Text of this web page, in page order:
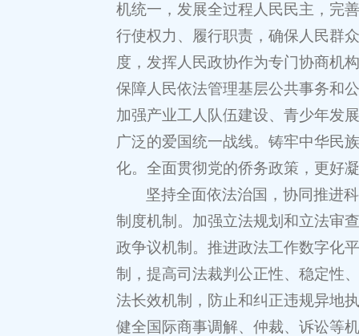
机统一，发展全过程人民民主，完
行使权力、履行职责，确保人民群
度，发挥人民政协作为专门协商机
保障人民依法管理基层公共事务和
加强产业工人队伍建设、青少年发
广泛的爱国统一战线。铸牢中华民
化。全面贯彻党的侨务政策，更好
坚持全面依法治国，协同推进
制度机制。加强立法规划和立法审
政争议机制。推进政法工作数字化
制，提高司法裁判公正性、稳定性
法长效机制，防止和纠正违规异地
健全国际商事调解、仲裁、诉讼等